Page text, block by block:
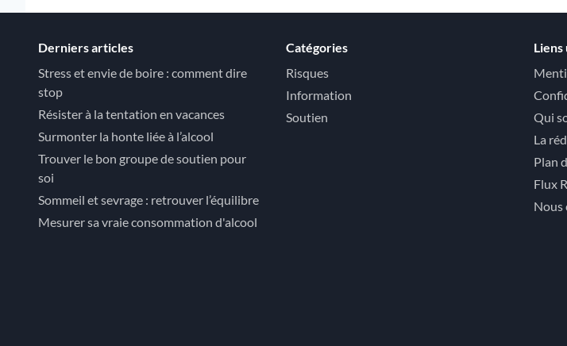
Derniers articles
Stress et envie de boire : comment dire
stop
Résister à la tentation en vacances
Surmonter la honte liée à l’alcool
Trouver le bon groupe de soutien pour
soi
Sommeil et sevrage : retrouver l’équilibre
Mesurer sa vraie consommation d'alcool
Catégories
Risques
Information
Soutien
Qui
La
Plan
Flux
Nous